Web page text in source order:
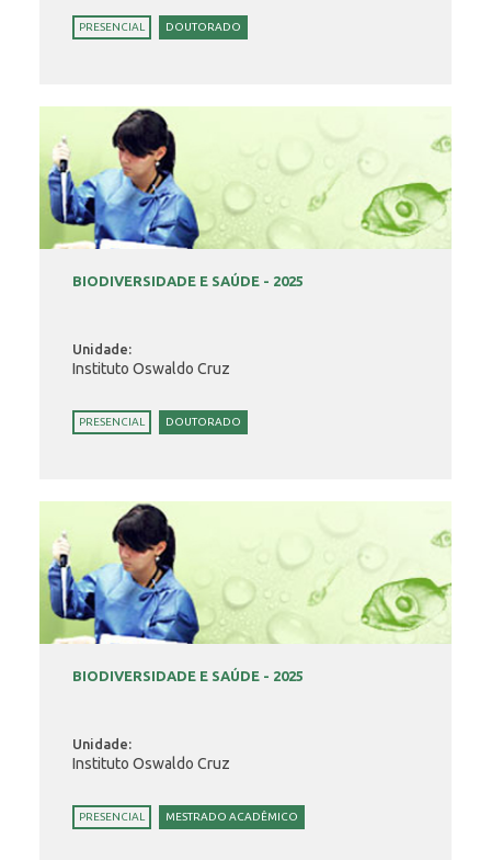
PRESENCIAL DOUTORADO
BIODIVERSIDADE E SAÚDE - 2025
Unidade:
Instituto Oswaldo Cruz
PRESENCIAL DOUTORADO
BIODIVERSIDADE E SAÚDE - 2025
Unidade:
Instituto Oswaldo Cruz
PRESENCIAL MESTRADO ACADÊMICO